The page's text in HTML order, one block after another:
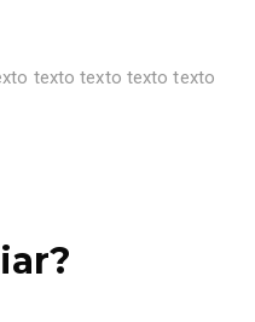
texto texto texto texto